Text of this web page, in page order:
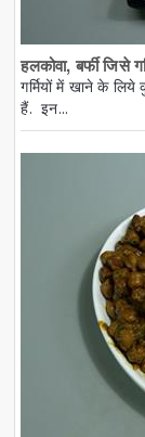
हलकोवा, बर्फी
गर्मियों में खाने के
हैं. इन...